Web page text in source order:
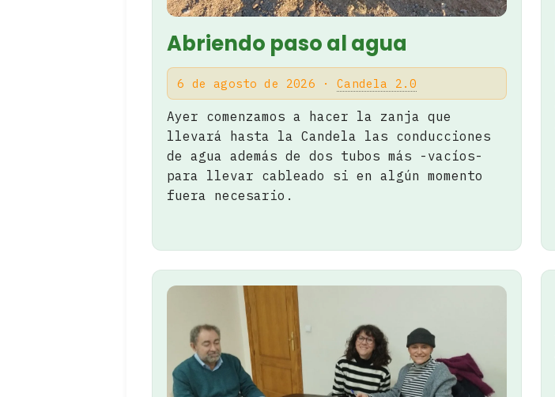
Abriendo paso al agua
6 de agosto de 2026 ·Candela 2.0
Ayer comenzamos a hacer la zanja que
llevará hasta la Candela las conducciones
de agua además de dos tubos más -vacíos-
para llevar cableado si en algún momento
fuera necesario.